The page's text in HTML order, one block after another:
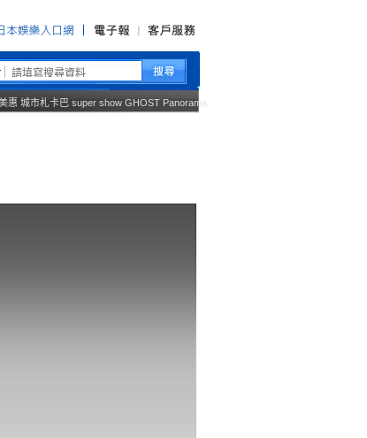
惠 城市札卡巴 super show GHOST Panorama